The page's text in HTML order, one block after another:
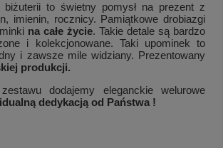
biżuterii to świetny pomysł na prezent z
imienin, rocznicy. Pamiątkowe drobiazgi
na całe życie. Takie detale są bardzo
i kolekcjonowane. Taki upominek to
i zawsze mile widziany. Prezentowany
produkcji.
dodajemy eleganckie welurowe
dedykacją od Państwa !